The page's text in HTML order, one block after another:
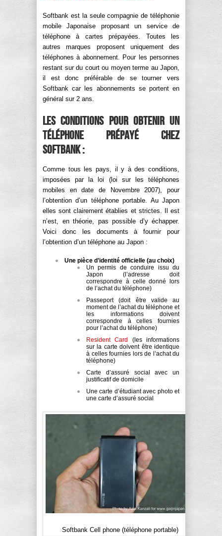
Softbank est la seule compagnie de téléphonie
mobile Japonaise proposant un service de
téléphone à cartes prépayées. Toutes les
autres marques proposent uniquement des
téléphones à abonnement. Pour les personnes
restant sur du court ou moyen terme au Japon,
il est donc préférable de se tourner vers
Softbank car les abonnements se portent en
général sur 2 ans.
Les conditions pour obtenir un
téléphone prépayé chez
Softbank :
Comme tous les pays, il y à des conditions,
imposées par la loi (loi sur les téléphones
mobiles en date de Novembre 2007), pour
l’obtention d’un téléphone portable. Au Japon
elles sont clairement établies et strictes. Il est
n’est, en théorie, pas possible d’y échapper.
Voici donc les documents à fournir pour
l’obtention d’un téléphone au Japon :
Une pièce d’identité officielle (au choix)
Un permis de conduire issu du
Japon (l’adresse doit
correspondre à celle donné lors
de l’achat du téléphone)
Passeport (doit être valide au
moment de l’achat du téléphone et
les informations doivent
correspondre à celles fournies
pour l’achat du téléphone)
Resident Card
(les informations
sur la carte doivent être identique
à celles fournies lors de l’achat du
téléphone)
Carte d’assuré social avec un
justificatif de domicile
Une carte d’étudiant avec photo et
une carte d’assuré social
Softbank Cell phone (téléphone portable)